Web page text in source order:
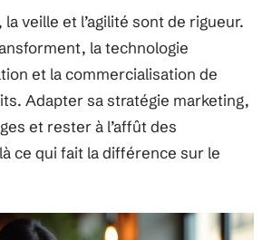
veille et l’agilité sont de rigueur.
la technologie
et la commercialisation de
Adapter sa stratégie marketing,
et rester à l’affût des
ce qui fait la différence sur le